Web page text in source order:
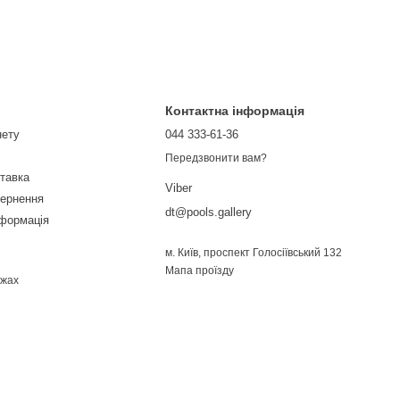
Контактна інформація
044 333-61-36
Передзвонити вам?
Viber
dt@pools.gallery
м. Київ, проспект Голосіївський 132
Мапа проїзду